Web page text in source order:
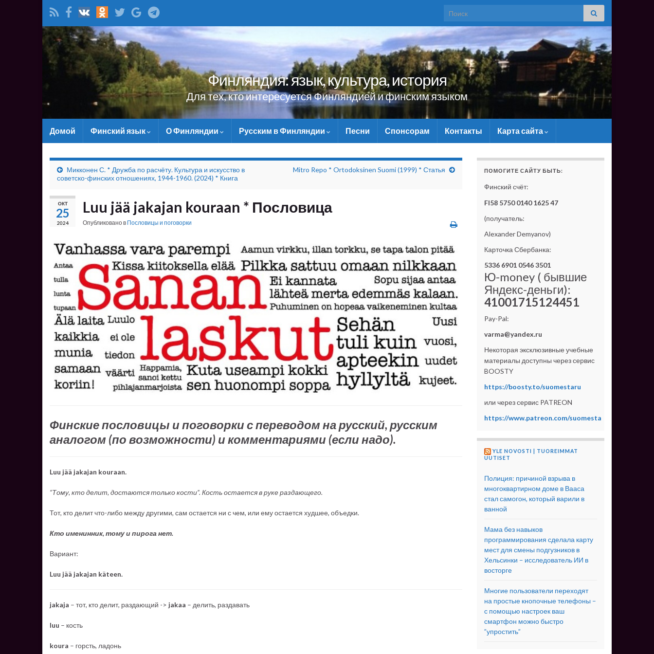
Search for:
Финляндия: язык, культура, история
Для тех, кто интересуется Финляндией и финским языком
Домой Финский язык О Финляндии Русским в Финляндии Песни Спонсорам Контакты Карта сайта
Микконен С. * Дружба по расчёту. Культура и искусство в
советско-финских отношениях, 1944-1960. (2024) * Книга
Mitro Repo * Ortodoksinen Suomi (1999) * Статья
ОКТ
25
2024
Luu jää jakajan kouraan * Пословица
Опубликовано в Пословицы и поговорки
Финские пословицы и поговорки с переводом на русский, русским
аналогом (по возможности) и комментариями (если надо).
Luu jää jakajan kouraan.
“Тому, кто делит, достаются только кости”. Кость остается в руке раздающего.
Тот, кто делит что-либо между другими, сам остается ни с чем, или ему остается худшее, объедки.
Кто именинник, тому и пирога нет.
Вариант:
Luu jää jakajan käteen.
jakaja – тот, кто делит, раздающий -> jakaa – делить, раздавать
luu – кость
koura – горсть, ладонь
ПОМОГИТЕ САЙТУ БЫТЬ:
Финский счёт:
FI58 5750 0140 1625 47
(получатель:
Alexander Demyanov)
Карточка Сбербанка:
5336 6901 0546 3501
Ю-money ( бывшие
Яндекс-деньги):
41001715124451
Pay-Pal:
varma@yandex.ru
Некоторая эксклюзивные учебные
материалы доступны через сервис
BOOSTY
https://boosty.to/suomestaru
или через сервис PATREON
https://www.patreon.com/suomesta
YLE NOVOSTI | TUOREIMMAT
UUTISET
Полиция: причиной взрыва в
многоквартирном доме в Вааса
стал самогон, который варили в
ванной
Мама без навыков
программирования сделала карту
мест для смены подгузников в
Хельсинки – исследователь ИИ в
восторге
Многие пользователи переходят
на простые кнопочные телефоны –
с помощью настроек ваш
смартфон можно быстро
”упростить”